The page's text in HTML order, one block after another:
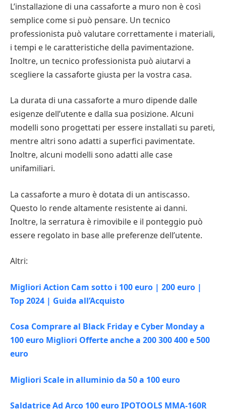
L’installazione di una cassaforte a muro non è così
semplice come si può pensare. Un tecnico
professionista può valutare correttamente i materiali,
i tempi e le caratteristiche della pavimentazione.
Inoltre, un tecnico professionista può aiutarvi a
scegliere la cassaforte giusta per la vostra casa.
La durata di una cassaforte a muro dipende dalle
esigenze dell’utente e dalla sua posizione. Alcuni
modelli sono progettati per essere installati su pareti,
mentre altri sono adatti a superfici pavimentate.
Inoltre, alcuni modelli sono adatti alle case
unifamiliari.
La cassaforte a muro è dotata di un antiscasso.
Questo lo rende altamente resistente ai danni.
Inoltre, la serratura è rimovibile e il ponteggio può
essere regolato in base alle preferenze dell’utente.
Altri:
Migliori Action Cam sotto i 100 euro | 200 euro |
Top 2024 | Guida all’Acquisto
Cosa Comprare al Black Friday e Cyber Monday a
100 euro Migliori Offerte anche a 200 300 400 e 500
euro
Migliori Scale in alluminio da 50 a 100 euro
Saldatrice Ad Arco 100 euro IPOTOOLS MMA-160R